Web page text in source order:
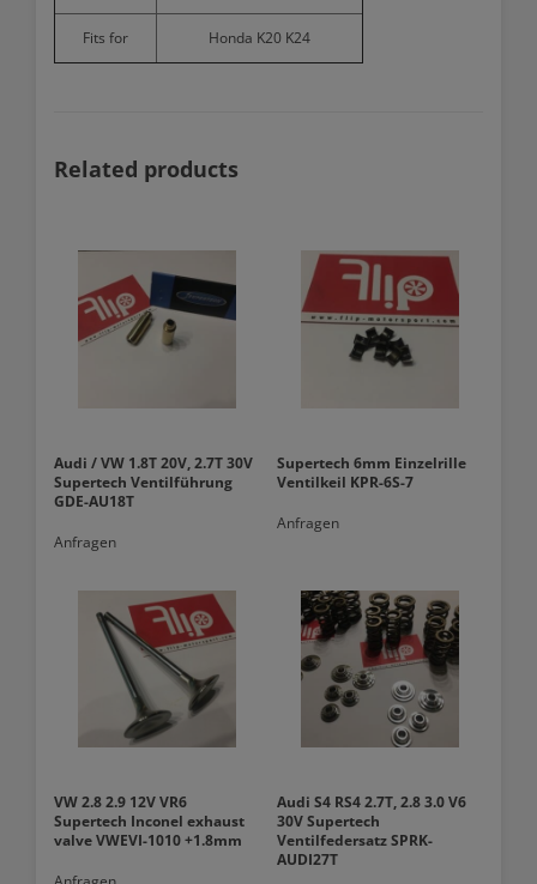
Fits for Honda K20 K24
Related products
Audi / VW 1.8T 20V, 2.7T 30V
Supertech Ventilführung
GDE-AU18T
Anfragen
Supertech 6mm Einzelrille
Ventilkeil KPR-6S-7
Anfragen
VW 2.8 2.9 12V VR6
Supertech Inconel exhaust
valve VWEVI-1010 +1.8mm
Audi S4 RS4 2.7T, 2.8 3.0 V6
30V Supertech
Ventilfedersatz SPRK-
AUDI27T